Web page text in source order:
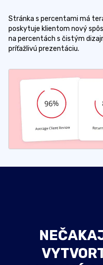
Stránka s percentami má
poskytuje klientom nový
na percentách s čistým
príťažlivú prezentáciu.